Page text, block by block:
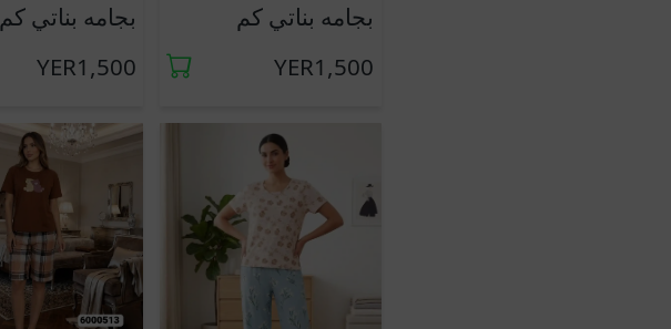
بجامه بناتي كم
YER1,500
بجامه بناتي كم
YER1,500